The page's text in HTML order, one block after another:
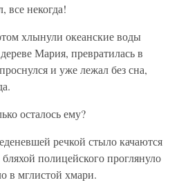
все некогда!
хлынули океанские воды
Мария, превратилась в
и уже лежал без сна,
осталось ему?
речкой стыло качаются
полицейского проглянуло
в мглистой хмари.